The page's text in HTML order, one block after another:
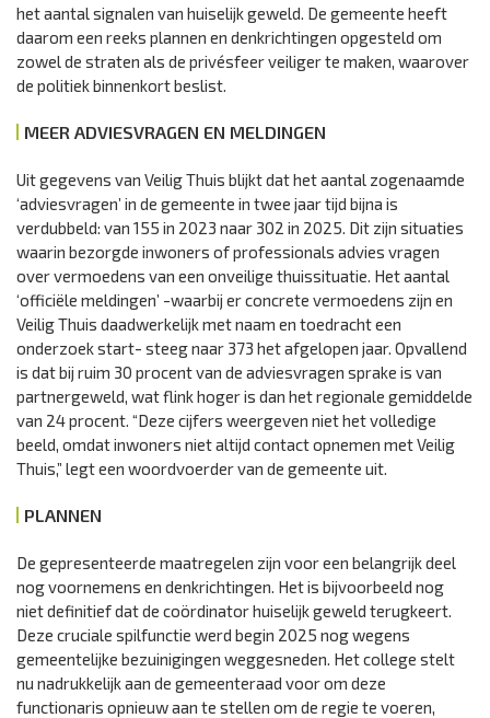
het aantal signalen van huiselijk geweld. De gemeente heeft
daarom een reeks plannen en denkrichtingen opgesteld om
zowel de straten als de privésfeer veiliger te maken, waarover
de politiek binnenkort beslist.
MEER ADVIESVRAGEN EN MELDINGEN
Uit gegevens van Veilig Thuis blijkt dat het aantal zogenaamde
‘adviesvragen’ in de gemeente in twee jaar tijd bijna is
verdubbeld: van 155 in 2023 naar 302 in 2025. Dit zijn situaties
waarin bezorgde inwoners of professionals advies vragen
over vermoedens van een onveilige thuissituatie. Het aantal
‘officiële meldingen’ -waarbij er concrete vermoedens zijn en
Veilig Thuis daadwerkelijk met naam en toedracht een
onderzoek start- steeg naar 373 het afgelopen jaar. Opvallend
is dat bij ruim 30 procent van de adviesvragen sprake is van
partnergeweld, wat flink hoger is dan het regionale gemiddelde
van 24 procent. “Deze cijfers weergeven niet het volledige
beeld, omdat inwoners niet altijd contact opnemen met Veilig
Thuis,” legt een woordvoerder van de gemeente uit.
PLANNEN
De gepresenteerde maatregelen zijn voor een belangrijk deel
nog voornemens en denkrichtingen. Het is bijvoorbeeld nog
niet definitief dat de coördinator huiselijk geweld terugkeert.
Deze cruciale spilfunctie werd begin 2025 nog wegens
gemeentelijke bezuinigingen weggesneden. Het college stelt
nu nadrukkelijk aan de gemeenteraad voor om deze
functionaris opnieuw aan te stellen om de regie te voeren,